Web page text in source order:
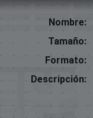
Nombre:
Tamaño:
Formato:
Descripción: